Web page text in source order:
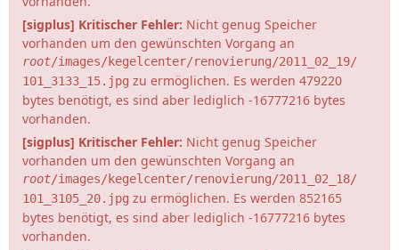
[sigplus] Kritischer Fehler: Nicht genug Speicher
vorhanden um den gewünschten Vorgang an
root/images/kegelcenter/renovierung/2011_02_19/
101_3133_15.jpg zu ermöglichen. Es werden 479220
bytes benötigt, es sind aber lediglich -16777216 bytes
vorhanden.
[sigplus] Kritischer Fehler: Nicht genug Speicher
vorhanden um den gewünschten Vorgang an
root/images/kegelcenter/renovierung/2011_02_18/
101_3105_20.jpg zu ermöglichen. Es werden 852165
bytes benötigt, es sind aber lediglich -16777216 bytes
vorhanden.